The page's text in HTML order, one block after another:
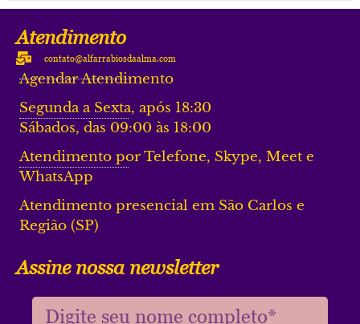
Atendimento
contato@alfarrabiosdaalma.com
Agendar Atendimento
Segunda a Sexta, após 18:30
Sábados, das 09:00 às 18:00
Atendimento por Telefone, Skype, Meet e
WhatsApp
Atendimento presencial em São Carlos e
Região (SP)
Assine nossa newsletter